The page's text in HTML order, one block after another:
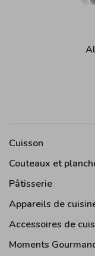
Cuisson
Couteaux et
Pâtisserie
Appareils de
Accessoires de
Moments